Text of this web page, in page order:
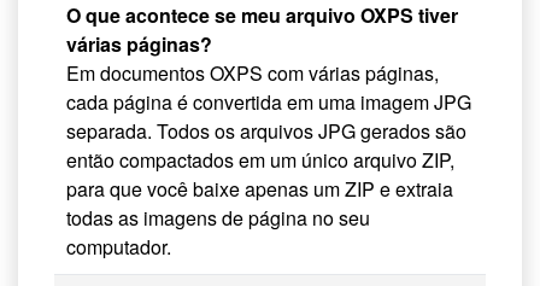
O que acontece se meu arquivo OXPS tiver
várias páginas?
Em documentos OXPS com várias páginas,
cada página é convertida em uma imagem JPG
separada. Todos os arquivos JPG gerados são
então compactados em um único arquivo ZIP,
para que você baixe apenas um ZIP e extraia
todas as imagens de página no seu
computador.